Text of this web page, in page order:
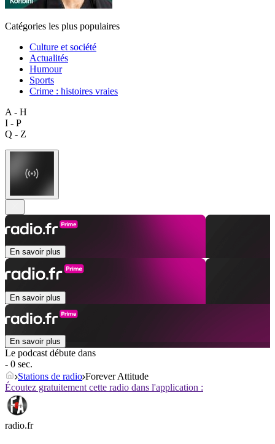
Catégories les plus populaires
Culture et société
Actualités
Humour
Sports
Crime : histoires vraies
A - H
I - P
Q - Z
En savoir plus
En savoir plus
En savoir plus
Le podcast débute dans
- 0 sec.
Stations de radio Forever Attitude
Écoutez gratuitement cette radio dans l'application :
radio.fr